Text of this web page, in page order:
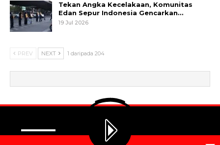
Tekan Angka Kecelakaan, Komunitas
Edan Sepur Indonesia Gencarkan…
19 Jul 2026
PREV NEXT 1 daripada 204
© 2026 - Metrum. All Rights Reserved.